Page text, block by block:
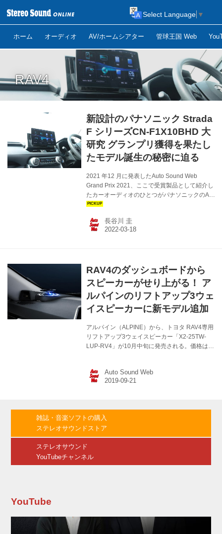
ホーム オーディオ AV/ホームシアター 管球王国 Web
Select Language ▼
RAV4
新設計のパナソニック Strada
F シリーズCN-F1X10BHD 大
研究 グランプリ獲得を果たし
たモデル誕生の秘密に迫る
2021 年12 月に発表したAuto Sound Web
Grand Prix 2021、ここで受賞製品として紹介し
たカーオーディオのひとつがパナソニックのAV
ナビゲーションStrada「CN-F1X10BHD」であ
となるモデルで、F1X PREMIUM 10 といった呼
称を与えられるなど特別な存在だ。ASW 試聴室
F1X10BHD の印象を、開発エンジニアへのイン
タビューを交えてご紹介しよう。 文／写真＝長
谷川 圭...
長谷川 圭
RAV4のダッシュボードから
スピーカーがせり上がる！ ア
ルパインのリフトアップ3ウェ
イスピーカーに新モデル追加
アルパイン（ALPINE）から、トヨタ RAV4専用
リフトアップ3ウェイスピーカー「X2-25TW-
LUP-RV4」が10月中旬に発売される。価格は
今年の音展で好評を集めたリフトアップスピー
カーのRAV4専用モデルである。対応年式は平成
ー、C-HRと人気車種の専用モデルが開発されて
きたが、今一番売れているSUV、トヨタRAV4
Auto Sound Web
雑誌・音楽ソフトの購入
ステレオサウンドストア
ステレオサウンド
YouTubeチャンネル
YouTube